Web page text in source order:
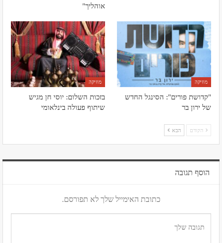
אוהליך"
מוזיקה
"קדושת פורים": הסינגל החדש
של ירון בר
מוזיקה
בזכות השלום: יוסי חן מגיש
שיתוף פעולה בינלאומי
הקודם הבא
הוסף תגובה
כתובת האימייל שלך לא תפורסם.